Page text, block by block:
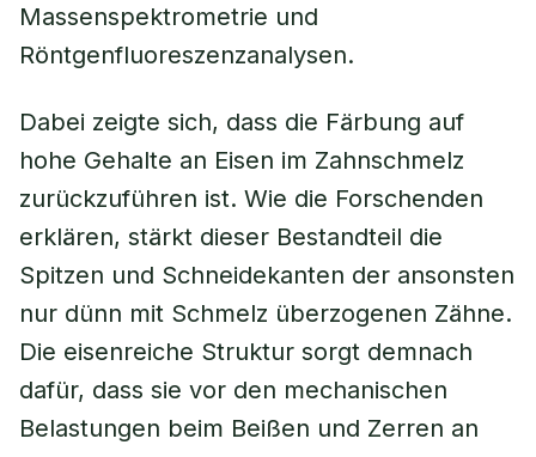
Massenspektrometrie und
Röntgenfluoreszenzanalysen.
Dabei zeigte sich, dass die Färbung auf
hohe Gehalte an Eisen im Zahnschmelz
zurückzuführen ist. Wie die Forschenden
erklären, stärkt dieser Bestandteil die
Spitzen und Schneidekanten der ansonsten
nur dünn mit Schmelz überzogenen Zähne.
Die eisenreiche Struktur sorgt demnach
dafür, dass sie vor den mechanischen
Belastungen beim Beißen und Zerren an